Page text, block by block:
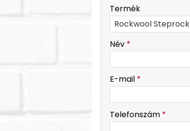
Termék
Név *
E-mail *
Telefonszám *